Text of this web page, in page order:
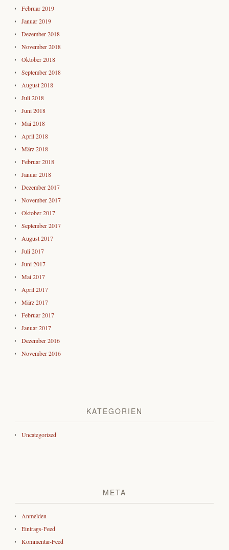
Februar 2019
Januar 2019
Dezember 2018
November 2018
Oktober 2018
September 2018
August 2018
Juli 2018
Juni 2018
Mai 2018
April 2018
März 2018
Februar 2018
Januar 2018
Dezember 2017
November 2017
Oktober 2017
September 2017
August 2017
Juli 2017
Juni 2017
Mai 2017
April 2017
März 2017
Februar 2017
Januar 2017
Dezember 2016
November 2016
KATEGORIEN
Uncategorized
META
Anmelden
Eintrags-Feed
Kommentar-Feed